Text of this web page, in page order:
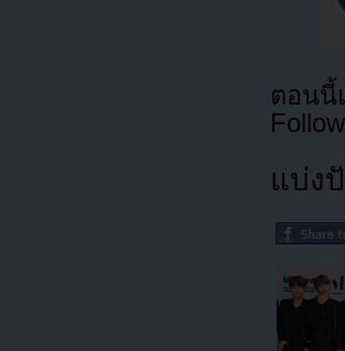
ตอนนี้
แบ่ง